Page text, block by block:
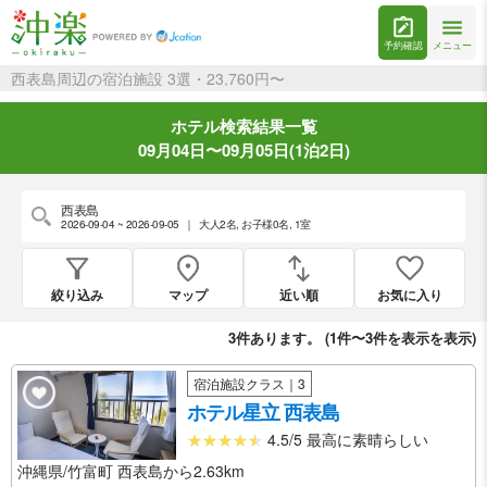
予約確認 メニュー
西表島周辺の宿泊施設 3選・23,760円〜
ホテル検索結果一覧
09月04日〜09月05日(1泊2日)
西表島
2026-09-04 ~ 2026-09-05 ｜ 大人2名, お子様0名, 1室
絞り込み マップ 近い順 お気に入り
3件あります。 (1件〜3件を表示を表示)
宿泊施設クラス｜3
ホテル星立 西表島
4.5/5 最高に素晴らしい
沖縄県/竹富町 西表島から2.63km